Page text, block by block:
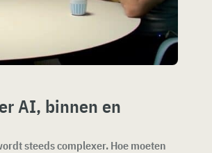
AI, binnen en
steeds complexer. Hoe moeten